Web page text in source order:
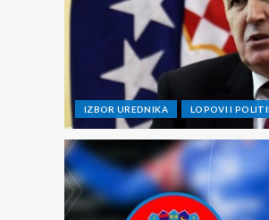
IZBOR UREDNIKA LOPOVI I